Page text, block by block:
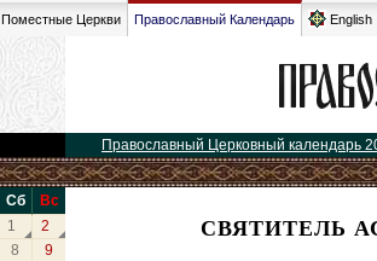
Поместные Церкви Православный Календарь English
Православный Церковный календарь
Сб
Вс
1
2
8
9
СВЯТИТЕЛЬ